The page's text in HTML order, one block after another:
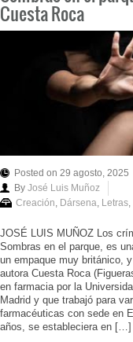
Cuesta Roca
Posted on 29 agosto, 2025
By José Luis Muñoz
Creación, Dársena, Letras,
JOSÉ LUIS MUÑOZ Los
Sombras en el parque, es
un empaque muy británico,
autora Cuesta Roca
en farmacia por la
Madrid y que trabajó para
farmacéuticas con sede en
años, se estableciera en […]